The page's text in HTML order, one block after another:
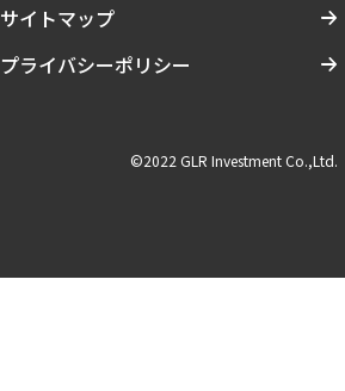
サイトマップ
プライバシーポリシー
©2022 GLR Investment Co.,Ltd.